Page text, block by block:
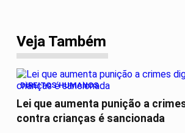
Veja Também
DIREITOS HUMANOS
Lei que aumenta punição a
contra crianças é sancionada